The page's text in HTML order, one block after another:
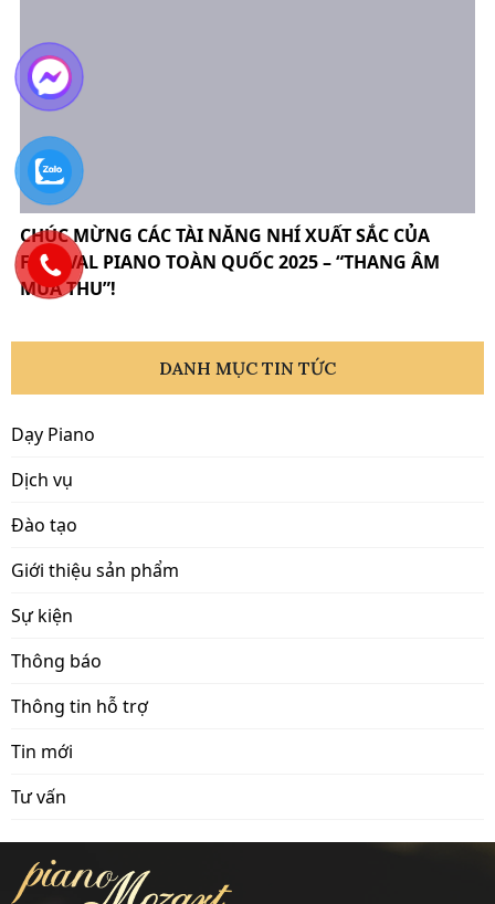
CHÚC MỪNG CÁC TÀI NĂNG NHÍ XUẤT SẮC CỦA
FESTIVAL PIANO TOÀN QUỐC 2025 – “THANG ÂM
MÙA THU”!
DANH MỤC TIN TỨC
Dạy Piano
Dịch vụ
Đào tạo
Giới thiệu sản phẩm
Sự kiện
Thông báo
Thông tin hỗ trợ
Tin mới
Tư vấn